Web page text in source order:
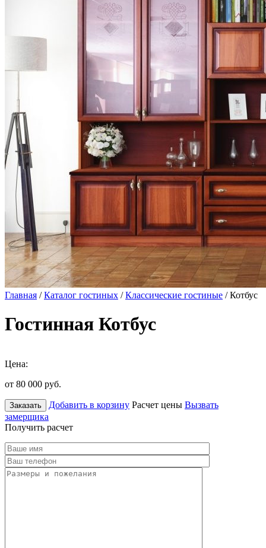
Главная /Каталог гостиных /Классические гостиные / Котбус
Гостинная Котбус
Цена:
от 80 000 руб.
Заказать Добавить в корзину Расчет цены Вызвать
замерщика
Получить расчет